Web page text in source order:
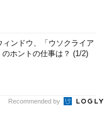
ンドウ、「ウソクライア
ホントの仕事は？ (1/2)
Recommended by